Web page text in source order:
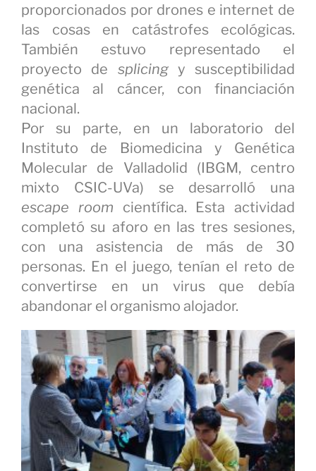
proporcionados por drones e internet de
las cosas en catástrofes ecológicas.
También estuvo representado el
proyecto de splicingy susceptibilidad
genética al cáncer, con financiación
nacional.
Por su parte, en un laboratorio del
Instituto de Biomedicina y Genética
Molecular de Valladolid (IBGM, centro
mixto CSIC-UVa) se desarrolló una
escape room científica. Esta actividad
completó su aforo en las tres sesiones,
con una asistencia de más de 30
personas. En el juego, tenían el reto de
convertirse en un virus que debía
abandonar el organismo alojador.